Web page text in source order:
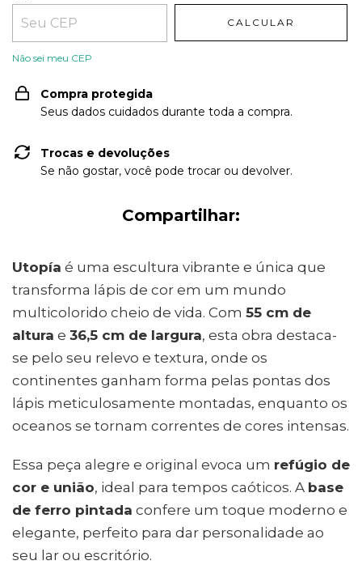
CALCULAR
Não sei meu CEP
Compra protegida
Seus dados cuidados durante toda a compra.
Trocas e devoluções
Se não gostar, você pode trocar ou devolver.
Compartilhar:
Utopía é uma escultura vibrante e única que
transforma lápis de cor em um mundo
multicolorido cheio de vida. Com 55 cm de
altura e 36,5 cm de largura, esta obra destaca-
se pelo seu relevo e textura, onde os
continentes ganham forma pelas pontas dos
lápis meticulosamente montadas, enquanto os
oceanos se tornam correntes de cores intensas.
Essa peça alegre e original evoca um refúgio de
cor e união, ideal para tempos caóticos. A base
de ferro pintada confere um toque moderno e
elegante, perfeito para dar personalidade ao
seu lar ou escritório.